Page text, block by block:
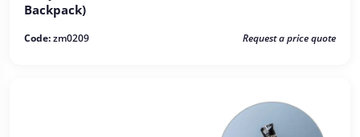
Backpack)
Code:zm0209 Request a price quote